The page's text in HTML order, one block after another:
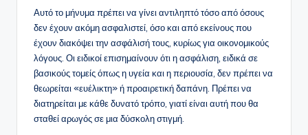
Αυτό το μήνυμα πρέπει να γίνει αντιληπτό τόσο από όσους
δεν έχουν ακόμη ασφαλιστεί, όσο και από εκείνους που
έχουν διακόψει την ασφάλισή τους, κυρίως για οικονομικούς
λόγους. Οι ειδικοί επισημαίνουν ότι η ασφάλιση, ειδικά σε
βασικούς τομείς όπως η υγεία και η περιουσία, δεν πρέπει να
θεωρείται «ευέλικτη» ή προαιρετική δαπάνη. Πρέπει να
διατηρείται με κάθε δυνατό τρόπο, γιατί είναι αυτή που θα
σταθεί αρωγός σε μια δύσκολη στιγμή.